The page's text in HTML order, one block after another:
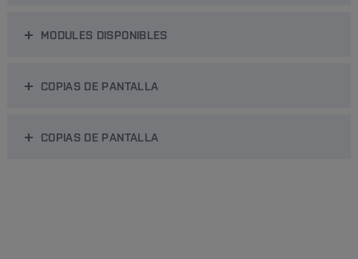
MODULES DISPONIBLES
COPIAS DE PANTALLA
COPIAS DE PANTALLA